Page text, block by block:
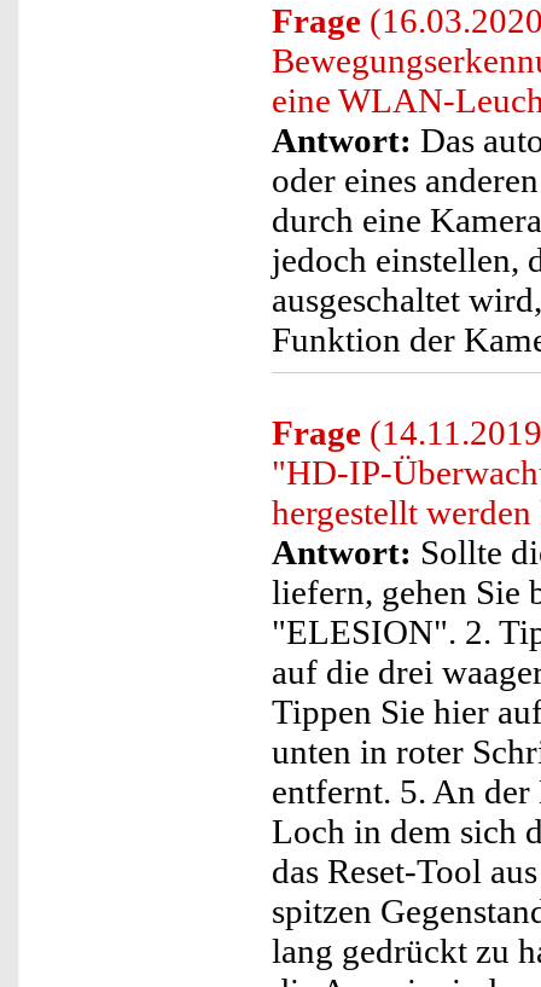
Frage
eine WLAN-
Antwort: Das
oder eines
durch eine
jedoch einstellen,
ausgeschaltet
Funktion der
Frage
"HD-IP-
hergestellt werden
Antwort: Sollte
liefern, gehen Sie
"ELESION". 2.
auf die drei
Tippen Sie hier
unten in roter
entfernt. 5. An
Loch in dem sich
das Reset-Tool
spitzen
lang gedrückt zu